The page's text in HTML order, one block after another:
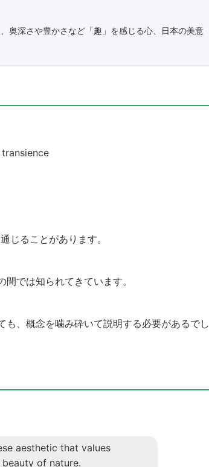
奥深さや豊かさなど「趣」を感じる心、日本の美意
じることがあります。
では知られてきています。
、概念を噛み砕いて説明する必要があるでし
aesthetic that values
of nature.